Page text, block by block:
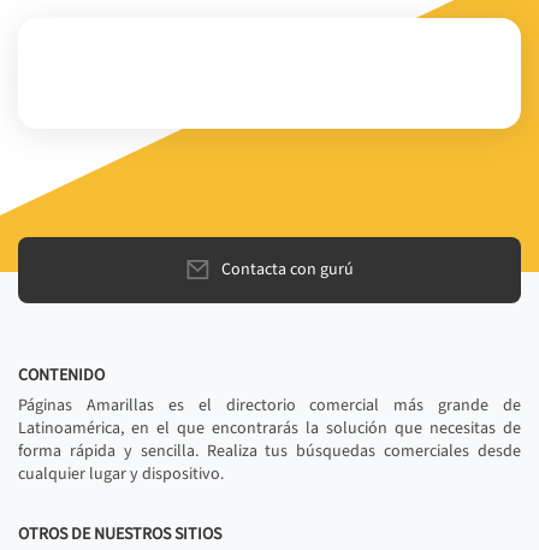
Contacta con gurú
CONTENIDO
Páginas Amarillas es el directorio comercial más grande de
Latinoamérica, en el que encontrarás la solución que necesitas de
forma rápida y sencilla. Realiza tus búsquedas comerciales desde
cualquier lugar y dispositivo.
OTROS DE NUESTROS SITIOS